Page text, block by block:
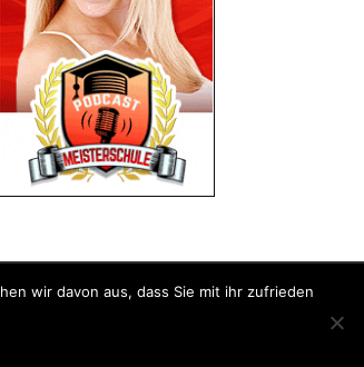
wir davon aus, dass Sie mit ihr zufrieden